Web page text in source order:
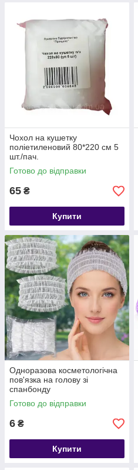
Чохол на кушетку
поліетиленовий 80*220 см 5
шт./пач.
Готово до відправки
65 ₴
Купити
Одноразова косметологічна
пов'язка на голову зі
спанбонду
Готово до відправки
6 ₴
Купити